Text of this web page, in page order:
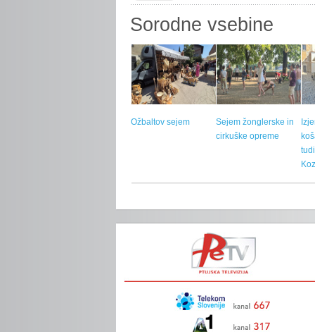
Sorodne vsebine
Ožbaltov sejem
Sejem žonglerske in
cirkuške opreme